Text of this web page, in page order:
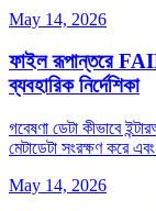
May 14, 2026
ফাইল রূপান্তরে
ব্যবহারিক নির্দেশিকা
গবেষণা ডেটা কীভাবে
মেটাডেটা সংরক্ষণ করে
May 14, 2026